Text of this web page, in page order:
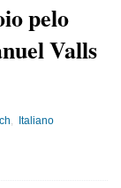
pelo
Valls
Italiano